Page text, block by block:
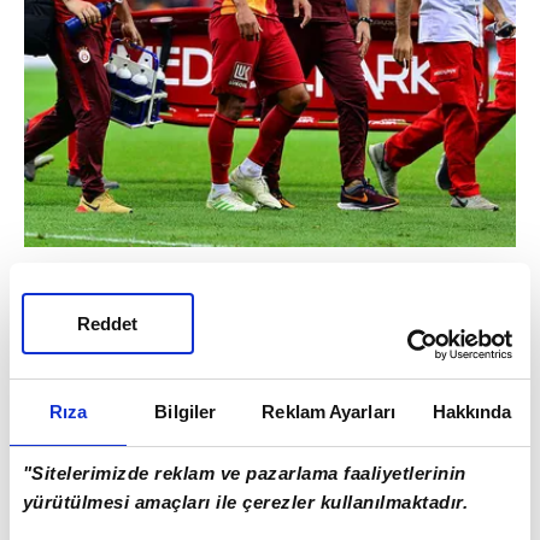
Rıza Bilgiler Reklam Ayarları Hakkında
"Sitelerimizde reklam ve pazarlama faaliyetlerinin
yürütülmesi amaçları ile çerezler kullanılmaktadır.
Reddet
SELÇUK İNAN KADRODA YOK
Cimbom, Yeni Malatyaspor maçı
karşılaşmasına eksik şekilde gitti. Emre
Akbaba ve Younes Belhanda sakat.